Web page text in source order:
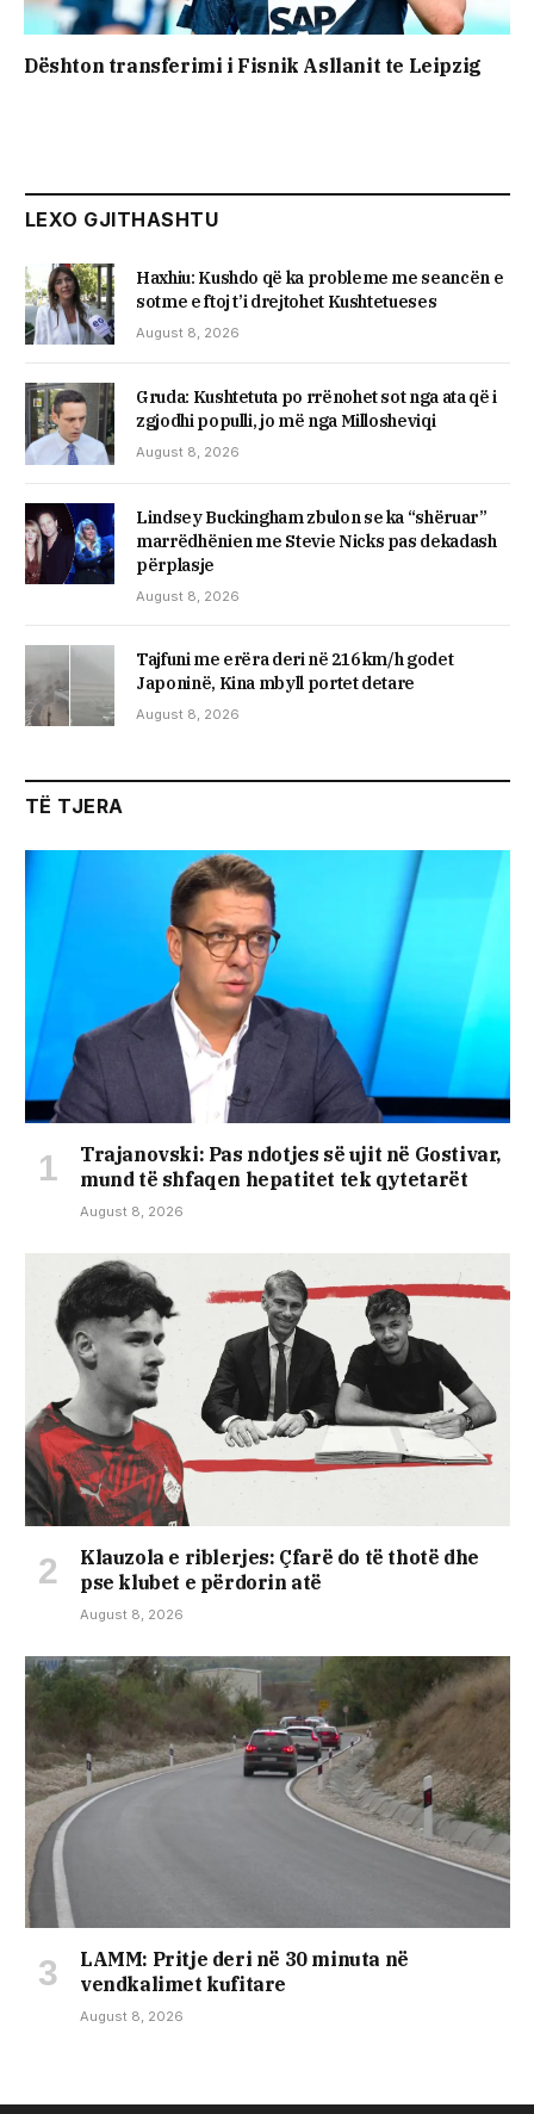
Dështon transferimi i Fisnik Asllanit te Leipzig
LEXO GJITHASHTU
Haxhiu: Kushdo që ka probleme me seancën e
sotme e ftoj t’i drejtohet Kushtetueses
August 8, 2026
Gruda: Kushtetuta po rrënohet sot nga ata që i
zgjodhi populli, jo më nga Millosheviqi
August 8, 2026
Lindsey Buckingham zbulon se ka “shëruar”
marrëdhënien me Stevie Nicks pas dekadash
përplasje
August 8, 2026
Tajfuni me erëra deri në 216 km/h godet
Japoninë, Kina mbyll portet detare
August 8, 2026
TË TJERA
Trajanovski: Pas ndotjes së ujit në Gostivar,
mund të shfaqen hepatitet tek qytetarët
August 8, 2026
Klauzola e riblerjes: Çfarë do të thotë dhe
pse klubet e përdorin atë
August 8, 2026
LAMM: Pritje deri në 30 minuta në
vendkalimet kufitare
August 8, 2026